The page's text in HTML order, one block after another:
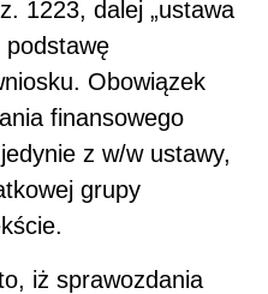
1223, dalej „ustawa
podstawę
Obowiązek
finansowego
z w/w ustawy,
grupy
iż sprawozdania